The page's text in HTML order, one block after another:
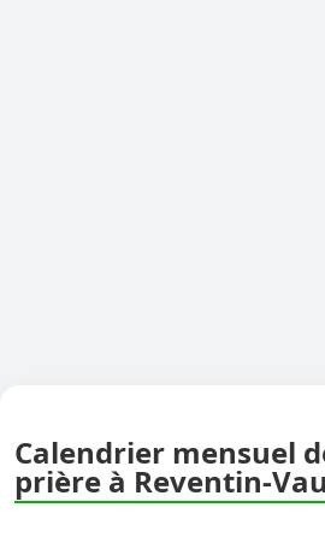
Calendrier mensuel
prière à Reventin-